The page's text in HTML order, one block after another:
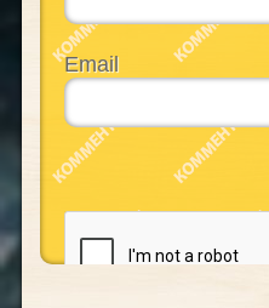
Email